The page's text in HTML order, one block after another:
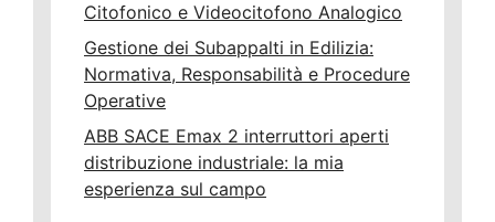
Citofonico e Videocitofono Analogico
Gestione dei Subappalti in Edilizia:
Normativa, Responsabilità e Procedure
Operative
ABB SACE Emax 2 interruttori aperti
distribuzione industriale: la mia
esperienza sul campo